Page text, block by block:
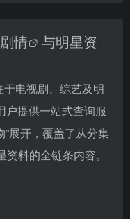
剧情 与明星资
电视剧、综艺及明
户提供一站式查询服
”展开，覆盖了从分集
料的全链条内容。